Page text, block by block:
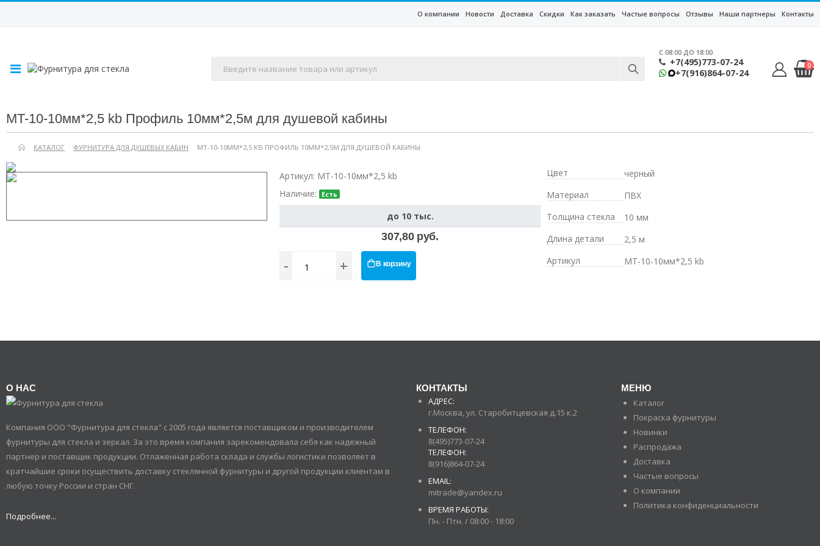
О компании Новости Доставка Скидки Как заказать Частые вопросы Отзывы Наши партнеры Контакты
C 08:00 ДО 18:00
+7(495)773-07-24
+7(916)864-07-24
0
MT-10-10мм*2,5 kb Профиль 10мм*2,5м для душевой кабины
КАТАЛОГ ФУРНИТУРА ДЛЯ ДУШЕВЫХ КАБИН MT-10-10ММ*2,5 KB ПРОФИЛЬ 10ММ*2,5М ДЛЯ ДУШЕВОЙ КАБИНЫ
Артикул: MT-10-10мм*2,5 kb
Наличие:
Есть
до 10 тыс.
307,80 руб.
- + В корзину
Цвет
черный
Материал
ПВХ
Толщина стекла
10 мм
Длина детали
2,5 м
Артикул
MT-10-10мм*2,5 kb
О НАС
Компания ООО "Фурнитура для стекла" с 2005 года является поставщиком и производителем
фурнитуры для стекла и зеркал. За это время компания зарекомендовала себя как надежный
партнер и поставщик продукции. Отлаженная работа склада и службы логистики позволяет в
кратчайшие сроки осуществить доставку стеклянной фурнитуры и другой продукции клиентам в
любую точку России и стран СНГ.
Подробнее...
КОНТАКТЫ
АДРЕС:
г.Москва, ул. Старобитцевская д.15 к.2
ТЕЛЕФОН:
8(495)773-07-24
ТЕЛЕФОН:
8(916)864-07-24
EMAIL:
mitrade@yandex.ru
ВРЕМЯ РАБОТЫ:
Пн. - Птн. / 08:00 - 18:00
МЕНЮ
Каталог
Покраска фурнитуры
Новинки
Распродажа
Доставка
Частые вопросы
О компании
Политика конфиденциальности